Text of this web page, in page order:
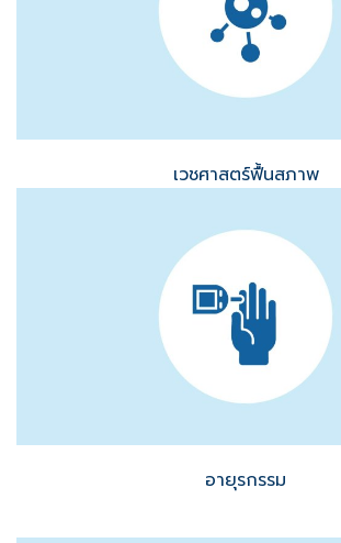
เวชศาสตร์ฟื้นสภาพ
อายุรกรรม